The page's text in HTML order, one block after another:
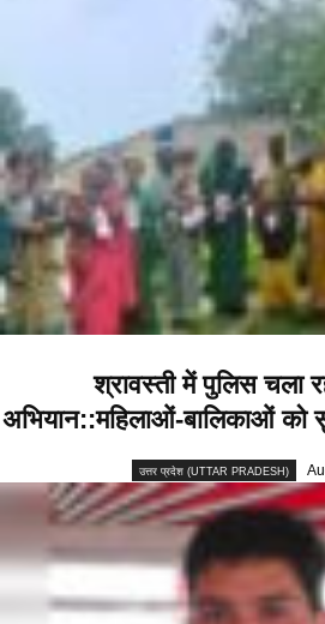
श्रावस्ती में पुलिस चला
अभियान::महिलाओं-बालिकाओं को
उत्तर प्रदेश (UTTAR PRADESH)